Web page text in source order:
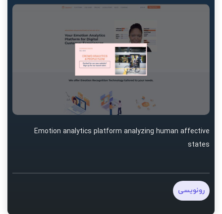
Emotion analytics platform analyzing human affective
states
رونویسی